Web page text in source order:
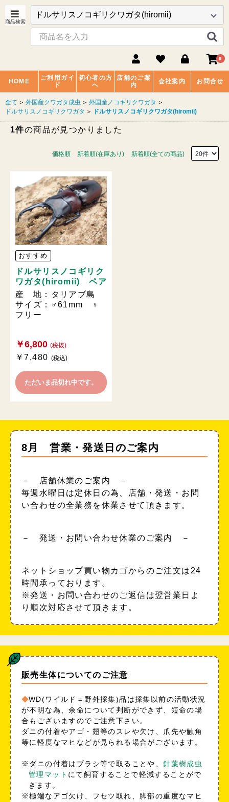
0
HOME
ご利用ガイ
ド
初心者の方
へ
店舗のご案
内
会社案内 お問合せ
全て ＞ 外国産クワガタ成虫 ＞ 外国産ノコギリクワガタ ＞
ドルサリスノコギリクワガタ ＞ ドルサリスノコギリクワガタ(hiromii)
1件の商品が見つかりました
価格順 新着順(在庫あり) 新着順(全ての商品)
おすすめ
ドルサリスノコギリク
ワガタ(hiromii) ペア
産 地：タリアブ島
サイズ：♂61mm ♀
フリー
￥6,800 (税抜)
￥7,480 (税込)
ただいま品切れ中です。
8月 営業・発送日のご案内
－ 店舗休業のご案内 －
毎週水曜日は定休日の為、店舗・発送・お問
い合わせの全業務を休業させて頂きます。
－ 発送・お問い合わせ休業のご案内 －
ネットショップ買い物カゴからのご注文は24
時間承っております。
※発送・お問い合わせのご返信は翌営業日よ
り順次対応させて頂きます。
販売生体についてのご注意
WD(ワイルド＝野外採集)品は採集以前の活動状況
が不明な為、余命について判断ができず、短命の場
合もございますのでご注意下さい。
ダニの付着やアゴ・翅等のスレや欠け、爪先や触角
等に軽度なマヒなどが見られる場合がございます。
※ダニの付着はブラシ等で取ることや、針葉樹成虫
管理マット にて飼育することで軽減することがで
きます。
※極端なアゴ欠け、フセツ取れ、脚部の重度なマヒ